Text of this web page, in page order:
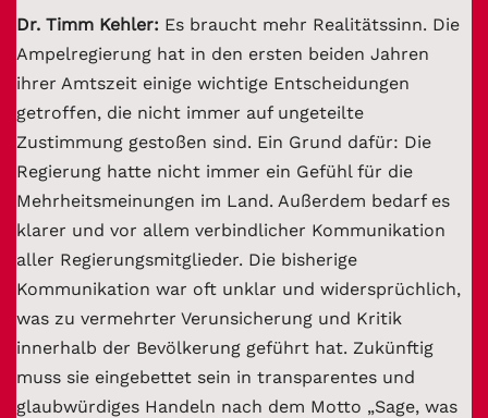
Dr. Timm Kehler: Es braucht mehr Realitätssinn. Die
Ampelregierung hat in den ersten beiden Jahren
ihrer Amtszeit einige wichtige Entscheidungen
getroffen, die nicht immer auf ungeteilte
Zustimmung gestoßen sind. Ein Grund dafür: Die
Regierung hatte nicht immer ein Gefühl für die
Mehrheitsmeinungen im Land. Außerdem bedarf es
klarer und vor allem verbindlicher Kommunikation
aller Regierungsmitglieder. Die bisherige
Kommunikation war oft unklar und widersprüchlich,
was zu vermehrter Verunsicherung und Kritik
innerhalb der Bevölkerung geführt hat. Zukünftig
muss sie eingebettet sein in transparentes und
glaubwürdiges Handeln nach dem Motto „Sage, was